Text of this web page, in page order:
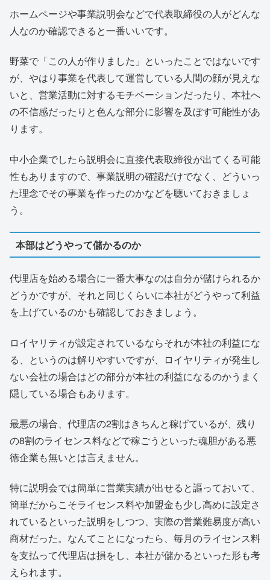
ホームページや事業説明会などで代表取締役の人がどんな
人なのか確認できると一番いいです。
野菜で「この人が作りました」といったことではないです
が、やはり事業を代表して運営している人間の顔が見えな
いと、営業活動に対するモチベーションだったり、本社へ
の不信感だったりと色んな部分に影響を及ぼす可能性があ
ります。
中小企業でしたら説明会に直接代表取締役が出てくる可能
性もありますので、事業説明の確認だけでなく、どういっ
た理念でその事業を作ったのかなどを聴いておきましょ
う。
本部はどうやって儲かるのか
代理店を始める場合に一番大事なのは自分が儲けられるか
どうかですが、それと同じくらいに本社がどうやって利益
を上げているのかも確認しておきましょう。
ロイヤリティが設定されているならそれが本社の利益にな
る、というのは解りやすいですが、ロイヤリティが発生し
ない会社の場合はどの部分が本社の利益になるのかうまく
隠している場合もあります。
最悪の場合、代理店の2割はきちんと稼げているが、残り
の8割のライセンス料などで稼ごうといった魂胆がある悪
徳企業も無いとは言えません。
特に説明会では簡単に営業実績が出せると謳っておいて、
簡単だからこそライセンス料や加盟金も少し高めに設定さ
れているといった説明をしつつ、実際の営業難易度が高い
商材だった。なんてことになったら、毎月のライセンス料
を支払って代理店は損をし、本社が儲かるといった形も考
えられます。